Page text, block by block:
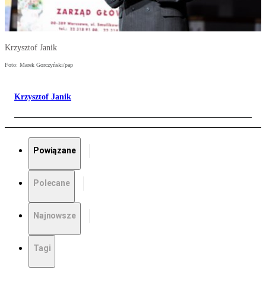
Krzysztof Janik
Foto: Marek Gorczyński/pap
Krzysztof Janik
Powiązane
Polecane
Najnowsze
Tagi